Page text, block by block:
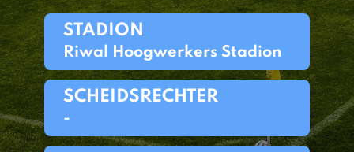
STADION
Riwal Hoogwerkers Stadion
SCHEIDSRECHTER
-